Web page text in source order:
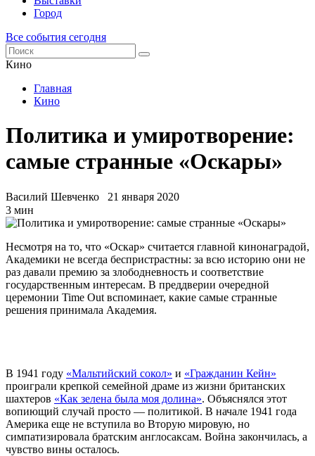
Город
Все события сегодня
Кино
Главная
Кино
Политика и умиротворение:
самые странные «Оскары»
Василий Шевченко
21 января 2020
3 мин
Несмотря на то, что «Оскар» считается главной кинонаградой,
Академики не всегда беспристрастны: за всю историю они не
раз давали премию за злободневность и соответствие
государственным интересам. В преддверии очередной
церемонии Time Out вспоминает, какие самые странные
решения принимала Академия.
В 1941 году «Мальтийский сокол» и «Гражданин Кейн»
проиграли крепкой семейной драме из жизни британских
шахтеров «Как зелена была моя долина». Объяснялся этот
вопиющий случай просто — политикой. В начале 1941 года
Америка еще не вступила во Вторую мировую, но
симпатизировала братским англосаксам. Война закончилась, а
чувство вины осталось.